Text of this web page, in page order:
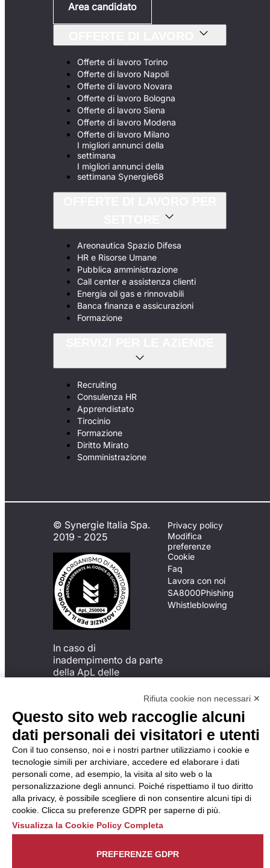
Area candidato
Offerte di lavoro Torino
Offerte di lavoro Napoli
Offerte di lavoro Novara
Offerte di lavoro Bologna
Offerte di lavoro Siena
Offerte di lavoro Modena
Offerte di lavoro Milano
I migliori annunci della
settimana
I migliori annunci della
settimana Synergie68
Areonautica Spazio Difesa
HR e Risorse Umane
Pubblica amministrazione
Call center e assistenza clienti
Energia oil gas e rinnovabili
Banca finanza e assicurazioni
Formazione
Recruiting
Consulenza HR
Apprendistato
Tirocinio
Formazione
Diritto Mirato
Somministrazione
© Synergie Italia Spa.
2019 - 2025
In caso di
inadempimento da parte
della ApL delle
del Codice di Condotta, è
possibile presentare un
reclamo
all’Organismo di
Monitoraggio utilizzando
una delle modalità
descritte al seguente
indirizzo web
https://odm-
agenzielavoro.it/reclami/ .
Privacy policy
Modifica
preferenze
Cookie
Faq
Lavora con noi
SA8000Phishing
Whistleblowing
Rifiuta cookie non necessari ✕
Questo sito web raccoglie alcuni
dati personali dei visitatori e utenti
Con il tuo consenso, noi e i nostri partner utilizziamo i cookie e
tecnologie simili per archiviare, accedere ed elaborare i dati
personali come, ad esempio, la visita al sito web o la
personalizzazione degli annunci. Poiché rispettiamo il tuo diritto
alla privacy, è possibile scegliere di non consentire alcuni tipi di
cookie. Clicca su preferenze GDPR per saperne di più.
Visualizza la Cookie Policy Completa
PREFERENZE GDPR